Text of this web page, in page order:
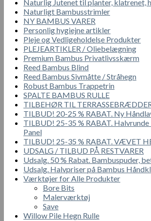
Naturlig Jutenet til planter, klatrenet,
Naturligt Bambusstrimler
NY BAMBUS VARER
Personlig hygiejne artikler
Pleje og Vedligeholdelse Produkter
PLEJEARTIKLER / Oliebelægning
Premium Bambus Privatlivsskærm
Reed Bambus Blind
Reed Bambus Sivmåtte / Stråhegn
Robust Bambus Trappetrin
SPALTE BAMBUS RULLE
TILBEHØR TIL
TILBUD! 20-25 % RABAT. Ny
TILBUD! 25-35 % RABAT.
Panel
TILBUD! 25-35 % RABAT. VÆVET
UDSALG / TILBUD PÅ RESTVARER
Udsalg. 50 % Rabat. Bambuspuder,
Udsalg. Halvpriser på Bambus
Værktøjer for Alle Produkter
Bore Bits
Malerværktøj
Save
Willow Pile Hegn Rulle